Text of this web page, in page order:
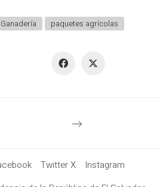
paquetes agrícolas
Twitter X
Instagram